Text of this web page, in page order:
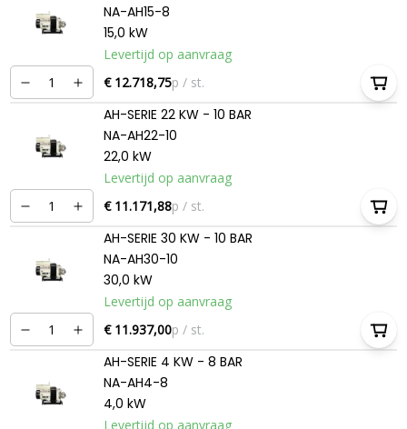
NA-AH15-8
15,0 kW
Levertijd op aanvraag
€ 12.718,75p / st.
AH-SERIE 22 KW - 10 BAR
NA-AH22-10
22,0 kW
Levertijd op aanvraag
€ 11.171,88p / st.
AH-SERIE 30 KW - 10 BAR
NA-AH30-10
30,0 kW
Levertijd op aanvraag
€ 11.937,00p / st.
AH-SERIE 4 KW - 8 BAR
NA-AH4-8
4,0 kW
Levertijd op aanvraag